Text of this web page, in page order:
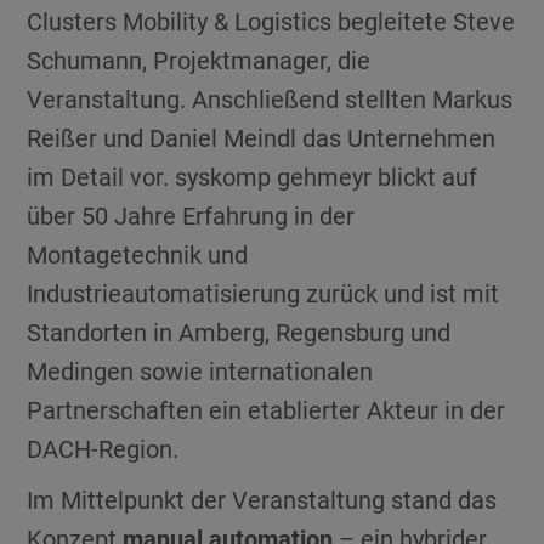
Clusters Mobility & Logistics begleitete Steve
Schumann, Projektmanager, die
Veranstaltung. Anschließend stellten Markus
Reißer und Daniel Meindl das Unternehmen
im Detail vor. syskomp gehmeyr blickt auf
über 50 Jahre Erfahrung in der
Montagetechnik und
Industrieautomatisierung zurück und ist mit
Standorten in Amberg, Regensburg und
Medingen sowie internationalen
Partnerschaften ein etablierter Akteur in der
DACH-Region.
Im Mittelpunkt der Veranstaltung stand das